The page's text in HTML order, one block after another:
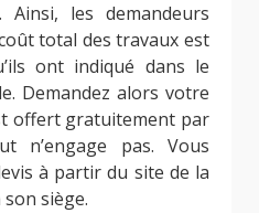
les demandeurs
total des travaux est
ont indiqué dans le
Demandez alors votre
offert gratuitement par
n’engage pas. Vous
à partir du site de la
siège.